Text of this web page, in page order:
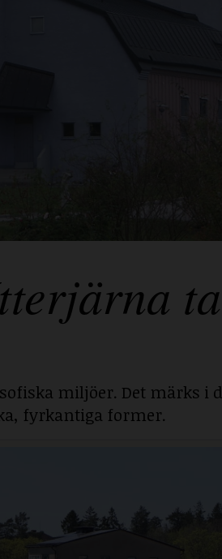
miljöer. Det märks i
fyrkantiga former.